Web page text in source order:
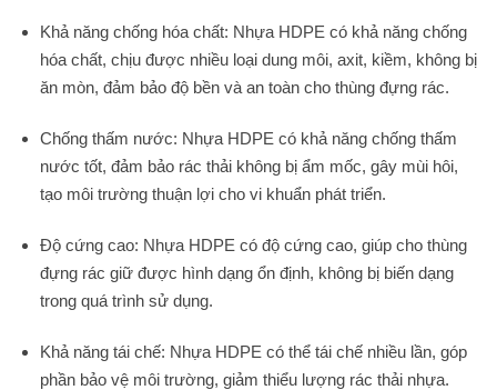
Khả năng chống hóa chất: Nhựa HDPE có khả năng chống
hóa chất, chịu được nhiều loại dung môi, axit, kiềm, không bị
ăn mòn, đảm bảo độ bền và an toàn cho thùng đựng rác.
Chống thấm nước: Nhựa HDPE có khả năng chống thấm
nước tốt, đảm bảo rác thải không bị ẩm mốc, gây mùi hôi,
tạo môi trường thuận lợi cho vi khuẩn phát triển.
Độ cứng cao: Nhựa HDPE có độ cứng cao, giúp cho thùng
đựng rác giữ được hình dạng ổn định, không bị biến dạng
trong quá trình sử dụng.
Khả năng tái chế: Nhựa HDPE có thể tái chế nhiều lần, góp
phần bảo vệ môi trường, giảm thiểu lượng rác thải nhựa.